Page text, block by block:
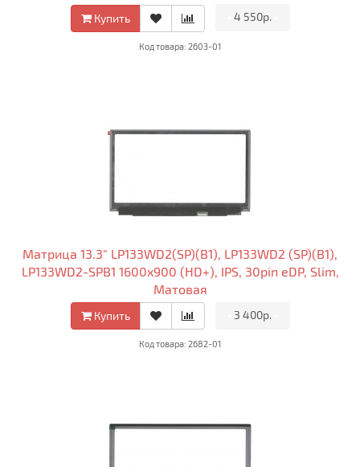
Купить 4 550р.
Код товара: 2603-01
Матрица 13.3" LP133WD2(SP)(B1), LP133WD2 (SP)(B1),
LP133WD2-SPB1 1600x900 (HD+), IPS, 30pin eDP, Slim,
Матовая
Купить 3 400р.
Код товара: 2682-01